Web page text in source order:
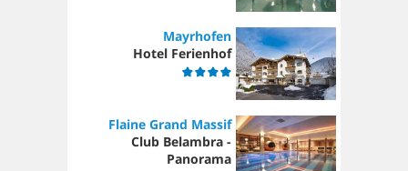
Mayrhofen
Hotel Ferienhof
Flaine Grand Massif
Club Belambra -
Panorama